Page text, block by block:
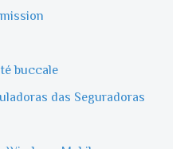
buccale
das Seguradoras